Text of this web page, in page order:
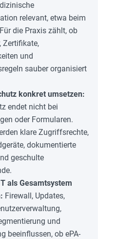
relevant, etwa beim
die Praxis zählt, ob
Zertifikate,
und
sauber organisiert
konkret umsetzen:
endet nicht bei
oder Formularen.
klare Zugriffsrechte,
dokumentierte
geschulte
als Gesamtsystem
Firewall, Updates,
und
beeinflussen, ob ePA-